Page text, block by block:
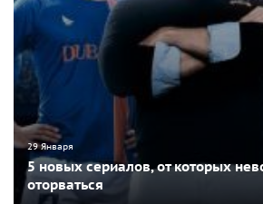
29 Января
5 новых сериалов, от которых
оторваться